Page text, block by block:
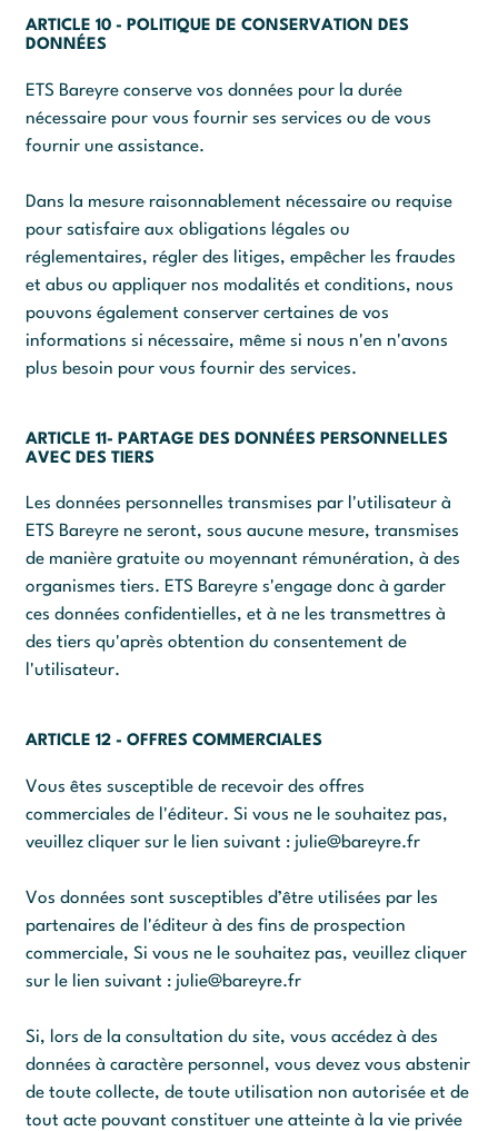
ARTICLE 10 - POLITIQUE DE CONSERVATION DES
DONNÉES
ETS Bareyre conserve vos données pour la durée
nécessaire pour vous fournir ses services ou de vous
fournir une assistance.
Dans la mesure raisonnablement nécessaire ou requise
pour satisfaire aux obligations légales ou
réglementaires, régler des litiges, empêcher les fraudes
et abus ou appliquer nos modalités et conditions, nous
pouvons également conserver certaines de vos
informations si nécessaire, même si nous n'en n'avons
plus besoin pour vous fournir des services.
ARTICLE 11- PARTAGE DES DONNÉES PERSONNELLES
AVEC DES TIERS
Les données personnelles transmises par l'utilisateur à
ETS Bareyre ne seront, sous aucune mesure, transmises
de manière gratuite ou moyennant rémunération, à des
organismes tiers. ETS Bareyre s'engage donc à garder
ces données confidentielles, et à ne les transmettres à
des tiers qu'après obtention du consentement de
l'utilisateur.
ARTICLE 12 - OFFRES COMMERCIALES
Vous êtes susceptible de recevoir des offres
commerciales de l'éditeur. Si vous ne le souhaitez pas,
veuillez cliquer sur le lien suivant : julie@bareyre.fr
Vos données sont susceptibles d’être utilisées par les
partenaires de l'éditeur à des fins de prospection
commerciale, Si vous ne le souhaitez pas, veuillez cliquer
sur le lien suivant : julie@bareyre.fr
Si, lors de la consultation du site, vous accédez à des
données à caractère personnel, vous devez vous abstenir
de toute collecte, de toute utilisation non autorisée et de
tout acte pouvant constituer une atteinte à la vie privée